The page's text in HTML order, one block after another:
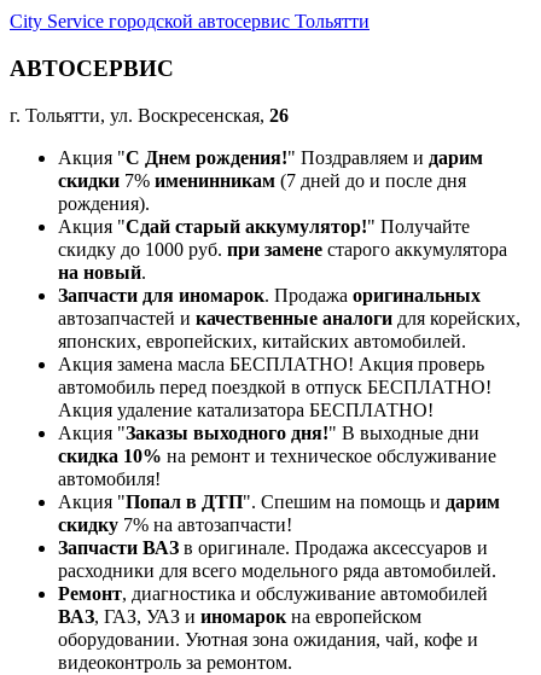
City Service городской автосервис Тольятти
АВТОСЕРВИС
г. Тольятти, ул. Воскресенская, 26
Акция "С Днем рождения!" Поздравляем и дарим
скидки 7% именинникам (7 дней до и после дня
рождения).
Акция "Сдай старый аккумулятор!" Получайте
скидку до 1000 руб. при замене старого аккумулятора
на новый.
Запчасти для иномарок. Продажа оригинальных
автозапчастей и качественные аналоги для корейских,
японских, европейских, китайских автомобилей.
Акция замена масла БЕСПЛАТНО! Акция проверь
автомобиль перед поездкой в отпуск БЕСПЛАТНО!
Акция удаление катализатора БЕСПЛАТНО!
Акция "Заказы выходного дня!" В выходные дни
скидка 10% на ремонт и техническое обслуживание
автомобиля!
Акция "Попал в ДТП". Спешим на помощь и дарим
скидку 7% на автозапчасти!
Запчасти ВАЗ в оригинале. Продажа аксессуаров и
расходники для всего модельного ряда автомобилей.
Ремонт, диагностика и обслуживание автомобилей
ВАЗ, ГАЗ, УАЗ и иномарокна европейском
оборудовании. Уютная зона ожидания, чай, кофе и
видеоконтроль за ремонтом.